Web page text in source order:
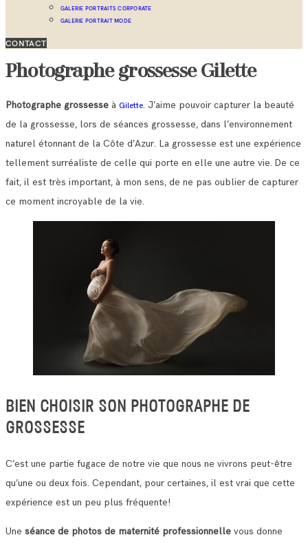
GALERIE PORTRAITS CORPORATE
GALERIE PORTRAIT MODE
CONTACT
Photographe grossesse Gilette
Photographe grossesse à Gilette. J’aime pouvoir capturer la beauté
de la grossesse, lors de séances grossesse, dans l’environnement
naturel étonnant de la Côte d’Azur. La grossesse est une expérience
tellement surréaliste de celle qui porte en elle une autre vie. De ce
fait, il est très important, à mon sens, de ne pas oublier de capturer
ce moment incroyable de la vie.
BIEN CHOISIR SON PHOTOGRAPHE DE
GROSSESSE
C’est une partie fugace de notre vie que nous ne vivrons peut-être
qu’une ou deux fois. Cependant, pour certaines, il est vrai que cette
expérience est un peu plus fréquente!
Une séance de photos de maternité professionnelle vous donne